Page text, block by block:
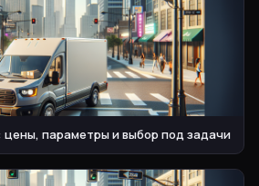
цены, параметры и выбор под задачи